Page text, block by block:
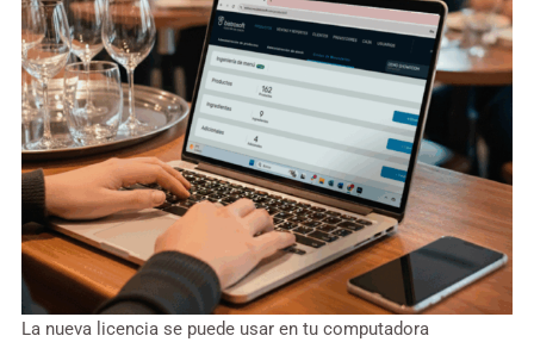
La nueva licencia se puede usar en tu computadora